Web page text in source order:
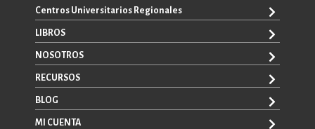
WhatsApp: +52 33 1433 6869
CUAAD
CUCEA
CUCBA
CUCEI
CUCSH
Centros Universitarios Regionales
CUAAD
CUCBA
CUCOSTA
CUCHAPALA
CUCSH
LIBROS
TODOS LOS LIBROS
E-BOOKS
CATÁLOGOS
NOSOTROS
SOBRE NOSOTROS
CONTACTO
RECURSOS
PROMOCIONALES
CONVOCATORIAS
BLOG
LA VENTANA ROJA
MI CUENTA